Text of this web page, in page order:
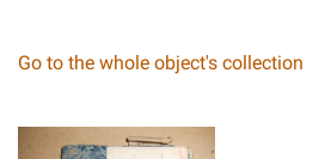
Go to the whole object's collection